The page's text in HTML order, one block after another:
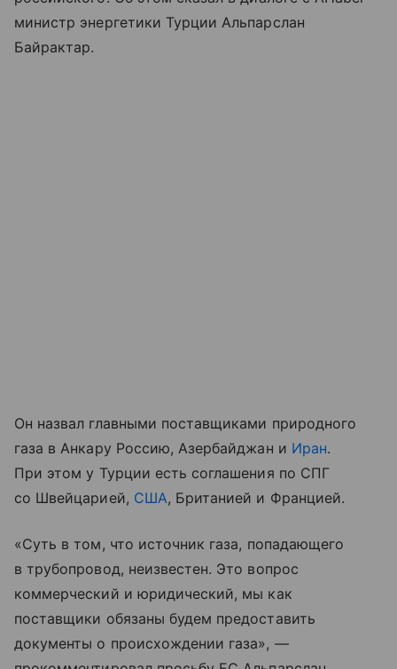
министр энергетики Турции Альпарслан
Байрактар.
Он назвал главными поставщиками природного
газа в Анкару Россию, Азербайджан и Иран.
При этом у Турции есть соглашения по СПГ
со Швейцарией, США, Британией и Францией.
«Суть в том, что источник газа, попадающего
в трубопровод, неизвестен. Это вопрос
коммерческий и юридический, мы как
поставщики обязаны будем предоставить
документы о происхождении газа», —